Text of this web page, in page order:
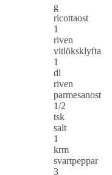
g
ricottaost
1
riven
vitlöksklyfta
1
dl
riven
parmesanost
1/2
tsk
salt
1
krm
svartpeppar
3